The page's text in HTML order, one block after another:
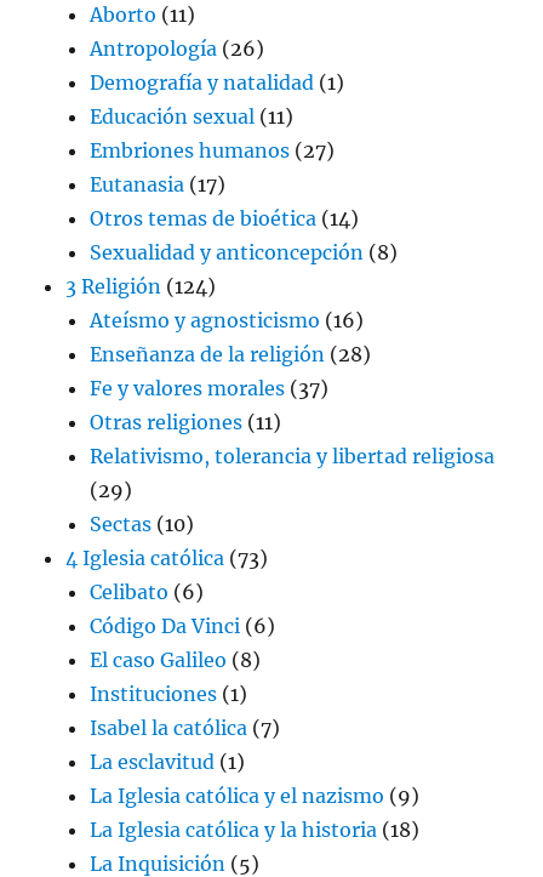
Aborto (11)
Antropología (26)
Demografía y natalidad (1)
Educación sexual (11)
Embriones humanos (27)
Eutanasia (17)
Otros temas de bioética (14)
Sexualidad y anticoncepción (8)
3 Religión (124)
Ateísmo y agnosticismo (16)
Enseñanza de la religión (28)
Fe y valores morales (37)
Otras religiones (11)
Relativismo, tolerancia y libertad religiosa
(29)
Sectas (10)
4 Iglesia católica (73)
Celibato (6)
Código Da Vinci (6)
El caso Galileo (8)
Instituciones (1)
Isabel la católica (7)
La esclavitud (1)
La Iglesia católica y el nazismo (9)
La Iglesia católica y la historia (18)
La Inquisición (5)